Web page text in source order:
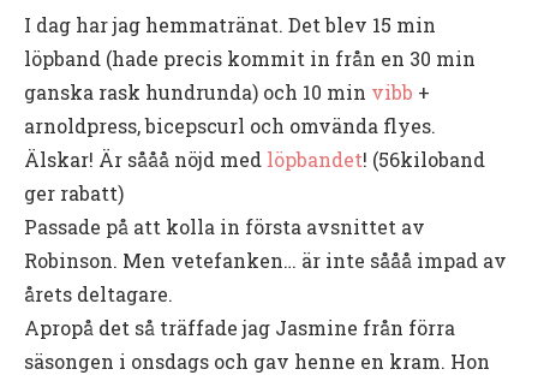
I dag har jag hemmatränat. Det blev 15 min
löpband (hade precis kommit in från en 30 min
ganska rask hundrunda) och 10 min vibb +
arnoldpress, bicepscurl och omvända flyes.
Älskar! Är sååå nöjd med löpbandet! (56kiloband
ger rabatt)
Passade på att kolla in första avsnittet av
Robinson. Men vetefanken… är inte sååå impad av
årets deltagare.
Apropå det så träffade jag Jasmine från förra
säsongen i onsdags och gav henne en kram. Hon